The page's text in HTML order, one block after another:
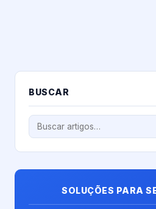
BUSCAR
SOLUÇÕES PARA